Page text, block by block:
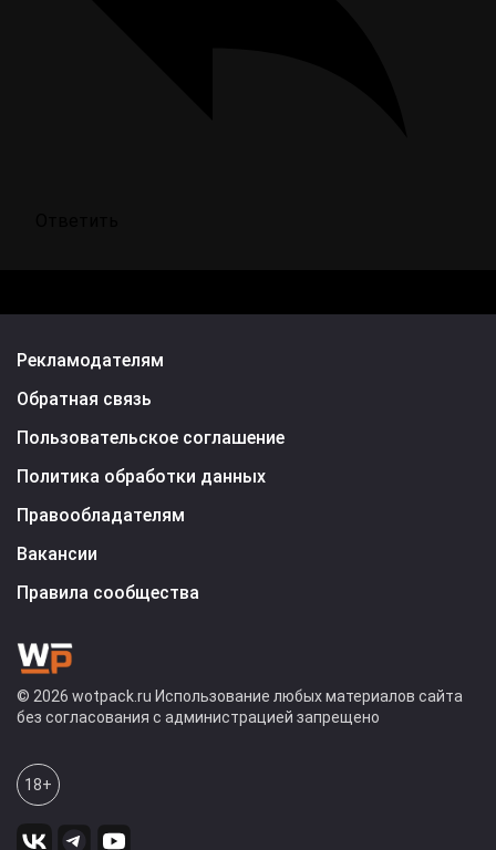
Рекламодателям
Обратная связь
Пользовательское соглашение
Политика обработки данных
Правообладателям
Вакансии
Правила сообщества
© 2026 wotpack.ru Использование любых материалов сайта
без согласования с администрацией запрещено
18+